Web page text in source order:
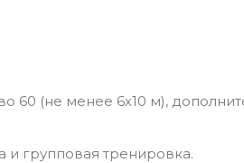
60 (не менее 6х10 м),
и групповая тренировка.